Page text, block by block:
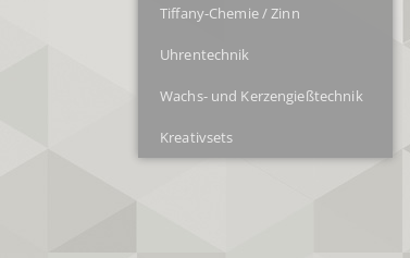
Tiffany-Chemie / Zinn
Uhrentechnik
Wachs- und Kerzengießtechnik
Kreativsets